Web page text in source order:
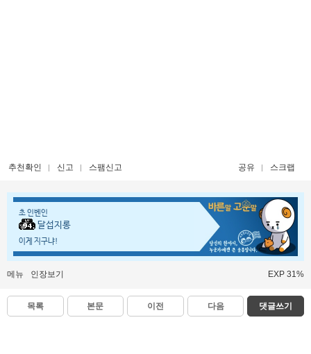
추천확인 신고 스팸신고 공유 스크랩
초 인벤인
달섭지롱
이게 지구냐!
메뉴 인장보기 EXP 31%
목록 본문 이전 다음 댓글쓰기